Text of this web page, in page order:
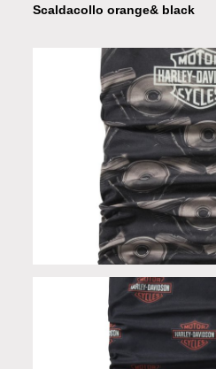
Scaldacollo orange& black
Scaldacollo in Limited Edition